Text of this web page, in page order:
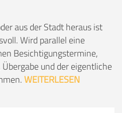
aus der Stadt heraus ist
Wird parallel eine
Besichtigungstermine,
und der eigentliche
WEITERLESEN